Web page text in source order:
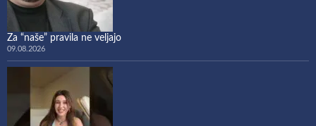
Za “naše” pravila ne veljajo
09.08.2026